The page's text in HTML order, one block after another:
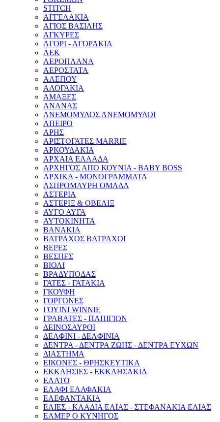
STITCH
ΑΓΓΕΛΑΚΙΑ
ΑΓΙΟΣ ΒΑΣΙΛΗΣ
ΑΓΚΥΡΕΣ
ΑΓΟΡΙ - ΑΓΟΡΑΚΙΑ
ΑΕΚ
ΑΕΡΟΠΛΑΝΑ
ΑΕΡΟΣΤΑΤΑ
ΑΛΕΠΟΥ
ΑΛΟΓΑΚΙΑ
ΑΜΑΞΕΣ
ΑΝΑΝΑΣ
ΑΝΕΜΟΜΥΛΟΣ ΑΝΕΜΟΜΥΛΟΙ
ΑΠΕΙΡΟ
ΑΡΗΣ
ΑΡΙΣΤΟΓΑΤΕΣ MARRIE
ΑΡΚΟΥΔΑΚΙΑ
ΑΡΧΑΙΑ ΕΛΛΑΔΑ
ΑΡΧΗΓΟΣ ΑΠΟ ΚΟΥΝΙΑ - BABY BOSS
ΑΡΧΙΚΑ - ΜΟΝΟΓΡΑΜΜΑΤΑ
ΑΣΠΡΟΜΑΥΡΗ ΟΜΑΔΑ
ΑΣΤΕΡΙΑ
ΑΣΤΕΡΙΞ & ΟΒΕΛΙΞ
ΑΥΓΟ ΑΥΓΑ
ΑΥΤΟΚΙΝΗΤΑ
ΒΑΝΑΚΙΑ
ΒΑΤΡΑΧΟΣ ΒΑΤΡΑΧΟΙ
ΒΕΡΕΣ
ΒΕΣΠΕΣ
ΒΙΟΛΙ
ΒΡΑΔΥΠΟΔΑΣ
ΓΑΤΕΣ - ΓΑΤΑΚΙΑ
ΓΚΟΥΦΗ
ΓΟΡΓΟΝΕΣ
ΓΟΥΙΝΙ WINNIE
ΓΡΑΒΑΤΕΣ - ΠΑΠΙΓΙΟΝ
ΔΕΙΝΟΣΑΥΡΟΙ
ΔΕΛΦΙΝΙ - ΔΕΛΦΙΝΙΑ
ΔΕΝΤΡΑ - ΔΕΝΤΡΑ ΖΩΗΣ - ΔΕΝΤΡΑ ΕΥΧΩΝ
ΔΙΑΣΤΗΜΑ
ΕΙΚΟΝΕΣ - ΘΡΗΣΚΕΥΤΙΚΑ
ΕΚΚΛΗΣΙΕΣ - ΕΚΚΛΗΣΑΚΙΑ
ΕΛΑΤΟ
ΕΛΑΦΙ ΕΛΑΦΑΚΙΑ
ΕΛΕΦΑΝΤΑΚΙΑ
ΕΛΙΕΣ - ΚΛΑΔΙΑ ΕΛΙΑΣ - ΣΤΕΦΑΝΑΚΙΑ ΕΛΙΑΣ
ΕΛΜΕΡ Ο ΚΥΝΗΓΟΣ